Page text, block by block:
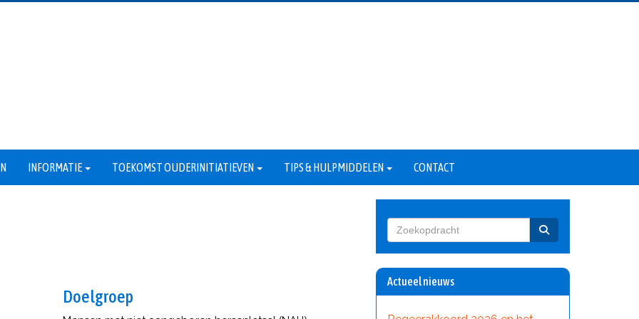
INFORMATIE TOEKOMST OUDERINITIATIEVEN TIPS & HULPMIDDELEN CONTACT
Doelgroep
Actueel nieuws